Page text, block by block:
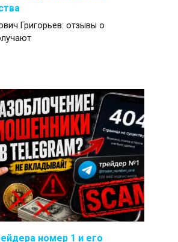
Григорьев: отзывы о
номер 1 и его